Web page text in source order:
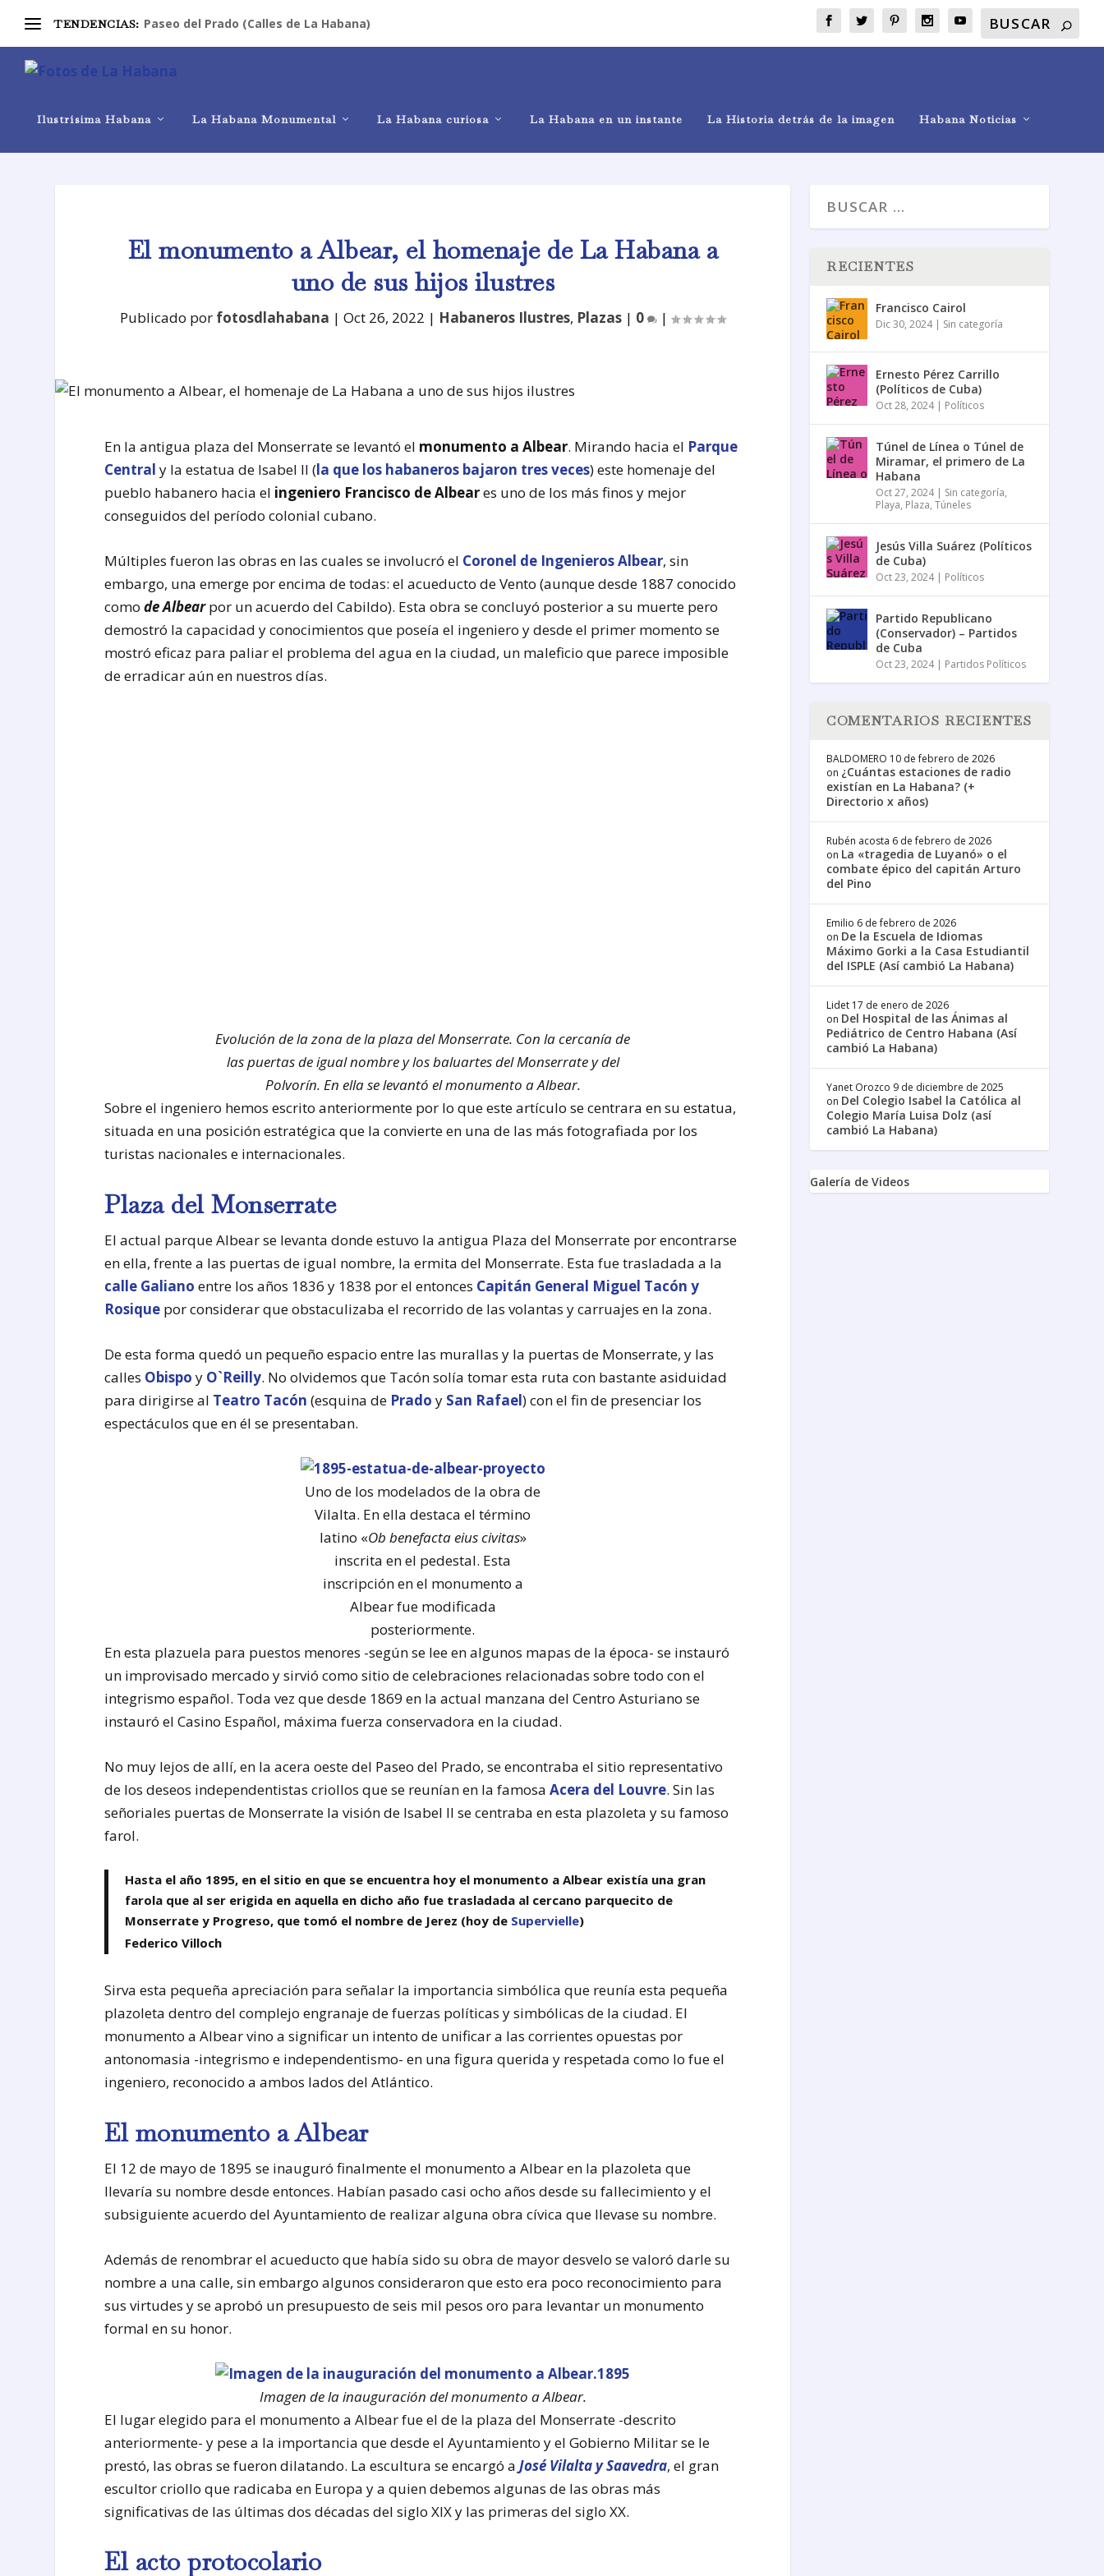
TENDENCIAS: Paseo del Prado (Calles de La Habana)
Ilustrísima Habana La Habana Monumental La Habana curiosa La Habana en un instante La Historia detrás de la imagen Habana Noticias
El monumento a Albear, el homenaje de La Habana a
uno de sus hijos ilustres
Publicado por fotosdlahabana |Oct 26, 2022 | Habaneros Ilustres, Plazas | 0 |
En la antigua plaza del Monserrate se levantó el monumento a Albear. Mirando hacia el Parque
Central y la estatua de Isabel II (la que los habaneros bajaron tres veces) este homenaje del
pueblo habanero hacia el ingeniero Francisco de Albeares uno de los más finos y mejor
conseguidos del período colonial cubano.
Múltiples fueron las obras en las cuales se involucró el Coronel de Ingenieros Albear, sin
embargo, una emerge por encima de todas: el acueducto de Vento (aunque desde 1887 conocido
comode Albearpor un acuerdo del Cabildo). Esta obra se concluyó posterior a su muerte pero
demostró la capacidad y conocimientos que poseía el ingeniero y desde el primer momento se
mostró eficaz para paliar el problema del agua en la ciudad, un maleficio que parece imposible
de erradicar aún en nuestros días.
Evolución de la zona de la plaza del Monserrate. Con la cercanía de
las puertas de igual nombre y los baluartes del Monserrate y del
Polvorín. En ella se levantó el monumento a Albear.
Sobre el ingeniero hemos escrito anteriormente por lo que este artículo se centrara en su estatua,
situada en una posición estratégica que la convierte en una de las más fotografiada por los
turistas nacionales e internacionales.
Plaza del Monserrate
El actual parque Albear se levanta donde estuvo la antigua Plaza del Monserrate por encontrarse
en ella, frente a las puertas de igual nombre, la ermita del Monserrate. Esta fue trasladada a la
calle Galiano entre los años 1836 y 1838 por el entonces Capitán General Miguel Tacón y
Rosique por considerar que obstaculizaba el recorrido de las volantas y carruajes en la zona.
De esta forma quedó un pequeño espacio entre las murallas y la puertas de Monserrate, y las
calles Obispo y O`Reilly. No olvidemos que Tacón solía tomar esta ruta con bastante asiduidad
para dirigirse al Teatro Tacón (esquina de Prado y San Rafael) con el fin de presenciar los
espectáculos que en él se presentaban.
Uno de los modelados de la obra de
Vilalta. En ella destaca el término
latino «Ob benefacta eius civitas»
inscrita en el pedestal. Esta
inscripción en el monumento a
Albear fue modificada
posteriormente.
En esta plazuela para puestos menores -según se lee en algunos mapas de la época- se instauró
un improvisado mercado y sirvió como sitio de celebraciones relacionadas sobre todo con el
integrismo español. Toda vez que desde 1869 en la actual manzana del Centro Asturiano se
instauró el Casino Español, máxima fuerza conservadora en la ciudad.
No muy lejos de allí, en la acera oeste del Paseo del Prado, se encontraba el sitio representativo
de los deseos independentistas criollos que se reunían en la famosaAcera del Louvre. Sin las
señoriales puertas de Monserrate la visión de Isabel II se centraba en esta plazoleta y su famoso
farol.
Hasta el año 1895, en el sitio en que se encuentra hoy el monumento a Albear existía una gran
farola que al ser erigida en aquella en dicho año fue trasladada al cercano parquecito de
Monserrate y Progreso, que tomó el nombre de Jerez (hoy de Supervielle)
Federico Villoch
Sirva esta pequeña apreciación para señalar la importancia simbólica que reunía esta pequeña
plazoleta dentro del complejo engranaje de fuerzas políticas y simbólicas de la ciudad. El
monumento a Albear vino a significar un intento de unificar a las corrientes opuestas por
antonomasia -integrismo e independentismo- en una figura querida y respetada como lo fue el
ingeniero, reconocido a ambos lados del Atlántico.
El monumento a Albear
El 12 de mayo de 1895 se inauguró finalmente el monumento a Albear en la plazoleta que
llevaría su nombre desde entonces. Habían pasado casi ocho años desde su fallecimiento y el
subsiguiente acuerdo del Ayuntamiento de realizar alguna obra cívica que llevase su nombre.
Además de renombrar el acueducto que había sido su obra de mayor desvelo se valoró darle su
nombre a una calle, sin embargo algunos consideraron que esto era poco reconocimiento para
sus virtudes y se aprobó un presupuesto de seis mil pesos oro para levantar un monumento
formal en su honor.
Imagen de la inauguración del monumento a Albear.
El lugar elegido para el monumento a Albear fue el de la plaza del Monserrate -descrito
anteriormente- y pese a la importancia que desde el Ayuntamiento y el Gobierno Militar se le
prestó, las obras se fueron dilatando. La escultura se encargó aJosé Vilalta y Saavedra, el gran
escultor criollo que radicaba en Europa y a quien debemos algunas de las obras más
significativas de las últimas dos décadas del siglo XIX y las primeras del siglo XX.
El acto protocolario
RECIENTES
Francisco Cairol
Dic 30, 2024| Sin categoría
Ernesto Pérez Carrillo
(Políticos de Cuba)
Oct 28, 2024| Políticos
Túnel de Línea o Túnel de
Miramar, el primero de La
Habana
Oct 27, 2024| Sin categoría,
Playa, Plaza,Túneles
Jesús Villa Suárez (Políticos
de Cuba)
Oct 23, 2024| Políticos
Partido Republicano
(Conservador) – Partidos
de Cuba
Oct 23, 2024| Partidos Políticos
COMENTARIOS RECIENTES
BALDOMERO 10 de febrero de 2026
on ¿Cuántas estaciones de radio
existían en La Habana? (+
Directorio x años)
Rubén acosta 6 de febrero de 2026
on La «tragedia de Luyanó» o el
combate épico del capitán Arturo
del Pino
Emilio 6 de febrero de 2026
on De la Escuela de Idiomas
Máximo Gorki a la Casa Estudiantil
del ISPLE (Así cambió La Habana)
Lidet 17 de enero de 2026
on Del Hospital de las Ánimas al
Pediátrico de Centro Habana (Así
cambió La Habana)
Yanet Orozco 9 de diciembre de 2025
on Del Colegio Isabel la Católica al
Colegio María Luisa Dolz (así
cambió La Habana)
Galería de Videos